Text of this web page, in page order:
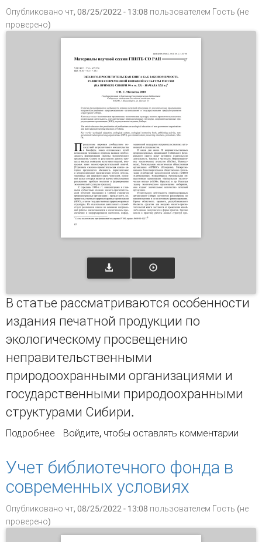
Опубликовано чт, 08/25/2022 - 13:08 пользователем Гость (не
проверено)
В статье рассматриваются особенности
издания печатной продукции по
экологическому просвещению
неправительственными
природоохранными организациями и
государственными природоохранными
структурами Сибири.
Подробнее о Эколого-просветительская книга как
книжной культуры России (на примере Сибири
90-х гг. ХХ - начала XXI в.) 1
Войдите, чтобы оставлять комментарии
Учет библиотечного фонда в
современных условиях
Опубликовано чт, 08/25/2022 - 13:08 пользователем Гость (не
проверено)